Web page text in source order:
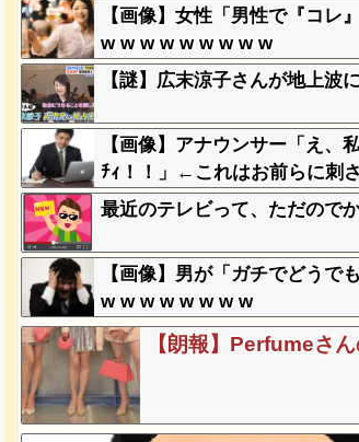
【画像】女性「男性で『コ
w w w w w w w w w
【謎】広末涼子さんが地上波
【画像】アナウンサー「え
ﾁｨ！！」←これはお前らに刺
最近のテレビって、ただので
【画像】男が「ガチでどう
w w w w w w w w
【朗報】Perfumeさ
登場
った農
てくる
ばの値
ｗｗｗ
ｗｗｗ
ｗｗｗ
、レ
ｗｗｗ